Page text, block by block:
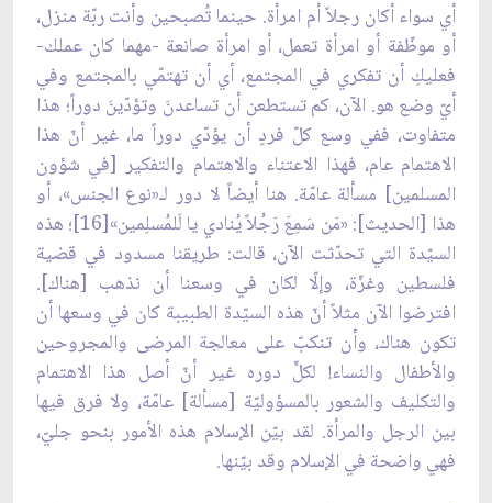
أي سواء أكان رجلاً أم امرأة. حينما تُصبحين وأنت ربّة منزل،
أو موظّفة أو امرأة تعمل، أو امرأة صانعة -مهما كان عملك-
فعليكِ أن تفكري في المجتمع، أي أن تهتمّي بالمجتمع وفي
أيّ وضع هو. الآن، كم تستطعن أن تساعدنَ وتؤدّينَ دوراً؛ هذا
متفاوت، ففي وسع كلّ فردٍ أن يؤدّي دوراً ما، غير أنّ هذا
الاهتمام عام، فهذا الاعتناء والاهتمام والتفكير [في شؤون
المسلمين] مسألة عامّة. هنا أيضاً لا دور لـ«نوع الجنس»، أو
هذا [الحديث]: «مَن سَمِعَ رَجُلاً يُنادي يا لَلمُسلِمين»[16]؛ هذه
السيّدة التي تحدّثت الآن، قالت: طريقنا مسدود في قضية
فلسطين وغزّة، وإلّا لكان في وسعنا أن نذهب [هناك].
افترضوا الآن مثلاً أنّ هذه السيّدة الطبيبة كان في وسعها أن
تكون هناك، وأن تنكبّ على معالجة المرضى والمجروحين
والأطفال والنساء! لكلٍّ دوره غير أنّ أصل هذا الاهتمام
والتكليف والشعور بالمسؤوليّة [مسألة] عامّة، ولا فرق فيها
بين الرجل والمرأة. لقد بيّن الإسلام هذه الأمور بنحو جليّ،
فهي واضحة في الإسلام وقد بيّنها.